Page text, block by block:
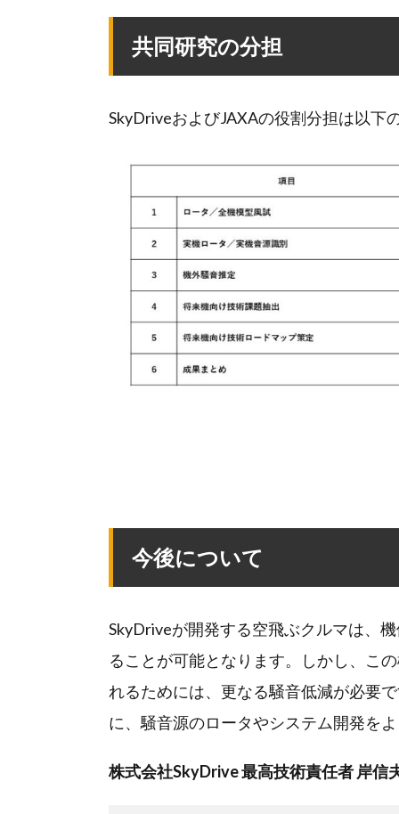
共同研究の分担
SkyDriveおよびJAXAの役割分担は以下
今後について
SkyDriveが開発する空飛ぶクルマは、
ることが可能となります。しかし、こ
れるためには、更なる騒音低減が必要
に、騒音源のロータやシステム開発を
株式会社SkyDrive 最高技術責任者 岸信